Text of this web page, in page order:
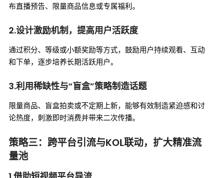
布直播预告、限量商品信息或专属福利。
2.设计激励机制，提高用户活跃度
通过积分、等级或小额奖励等方式，鼓励用户持续观看、互动
和下单，逐步培养长期活跃用户。
3.利用稀缺性与“盲盒”策略制造话题
限量商品、盲盒拍卖或不定期上新，能够有效制造紧迫感和讨
论热度，刺激即时消费并带来二次传播。
策略三：跨平台引流与KOL联动，扩大精准流
量池